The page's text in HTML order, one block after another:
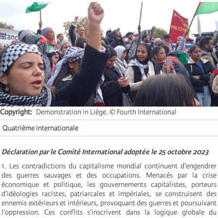
Copyright
Demonstration in Liège. © Fourth International
Quatrième internationale
Déclaration par le Comité International adoptée le 25 octobre 2023
1. Les contradictions du capitalisme mondial continuent d’engendrer
des guerres sauvages et des occupations. Menacés par la crise
économique et politique, les gouvernements capitalistes, porteurs
d’idéologies racistes, patriarcales et impériales, se construisent des
ennemis extérieurs et intérieurs, provoquant des guerres et poursuivant
l’oppression. Ces conflits s’inscrivent dans la logique globale du